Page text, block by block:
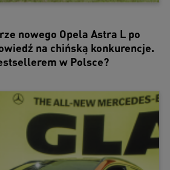
nowego Opela Astra L po
na chińską konkurencje.
w Polsce?